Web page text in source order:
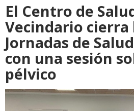
El Centro de
Vecindario cierra
Jornadas de
con una sesión
pélvico